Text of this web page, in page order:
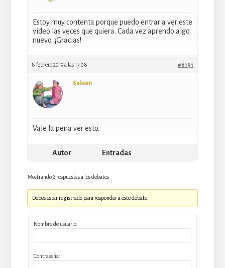
Estoy muy contenta porque puedo entrar a ver este
video las veces que quiera. Cada vez aprendo algo
nuevo. ¡Gracias!
8 febrero 2019 a las 17:08 #6191
Salaam
Vale la pena ver esto.
Autor Entradas
Mostrando 2 respuestas a los debates
Debes estar registrado para responder a este debate.
Nombre de usuario:
Contraseña: